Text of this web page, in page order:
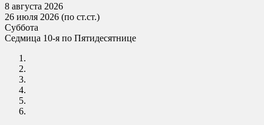
8 августа 2026
26 июля 2026 (по ст.ст.)
Суббота
Седмица 10-я по Пятидесятнице